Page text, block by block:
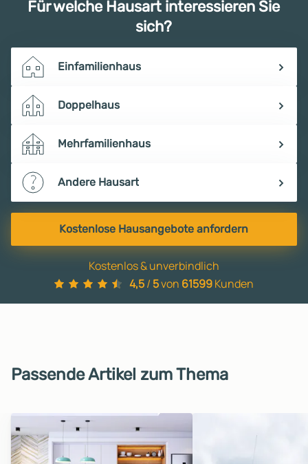
Für welche Hausart interessieren Sie
sich?
Einfamilienhaus
Doppelhaus
Mehrfamilienhaus
Andere Hausart
Kostenlose Hausangebote anfordern
Kostenlos & unverbindlich
4,5/ 5von 61599Kunden
Passende Artikel zum Thema